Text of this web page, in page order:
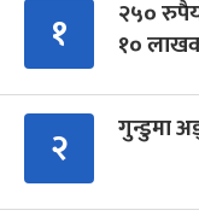
१
२५०
१०
२ गुन्डुमा